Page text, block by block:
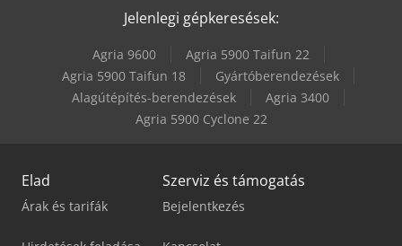
Jcb S4550E
Jcb Teleszkópos Rakodó
Jelenlegi gépkeresések:
Agria 9600
Agria 5900 Taifun 22
Agria 5900 Taifun 18
Gyártóberendezések
Alagútépítés-berendezések
Agria 3400
Agria 5900 Cyclone 22
Elad
Árak és tarifák
Szerviz és támogatás
Bejelentkezés